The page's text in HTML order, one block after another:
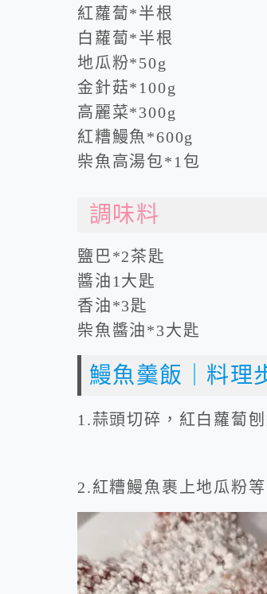
紅蘿蔔*半根
白蘿蔔*半根
地瓜粉*50g
金針菇*100g
高麗菜*300g
紅糟鰻魚*600g
柴魚高湯包*1包
調味料
鹽巴*2茶匙
醬油1大匙
香油*3匙
柴魚醬油*3大匙
鰻魚羹飯｜料理
1.蒜頭切碎，紅白蘿蔔
2.紅糟鰻魚裹上地瓜粉